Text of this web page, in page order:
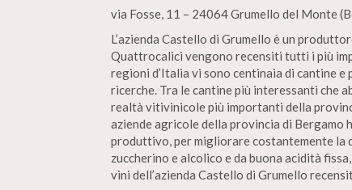
via Fosse, 11 – 24064 Grumello del Monte
L’azienda Castello di Grumello è un
Quattrocalici vengono recensiti tutti i più
regioni d’Italia vi sono centinaia di cantine
ricerche. Tra le cantine più interessanti che
realtà vitivinicole più importanti della
aziende agricole della provincia di
produttivo, per migliorare costantemente la
zuccherino e alcolico e da buona acidità
vini dell’azienda Castello di Grumello